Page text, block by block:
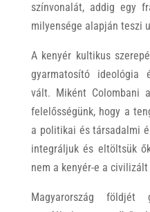
színvonalát, addig egy
milyensége alapján teszi
A kenyér kultikus
gyarmatosító ideológia
vált. Miként Colombani
felelősségünk, hogy a
a politikai és társadalmi
integráljuk és eltöltsük
nem a kenyér-e a
Magyarország földjét